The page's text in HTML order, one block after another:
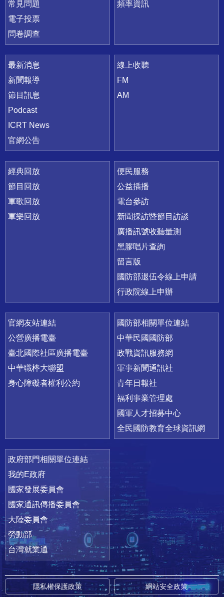
常見問題
電子投票
問卷調查
頻率資訊
最新消息
新聞報導
節目訊息
Podcast
ICRT News
官網公告
線上收聽
FM
AM
經典回放
節目回放
軍歌回放
軍樂回放
便民服務
公益插播
電台參訪
新聞採訪暨節目訪談
廣播訊號收聽量測
黑膠唱片查詢
留言版
國防部退伍令線上申請
行政院線上申辦
官網友站連結
公營廣播電臺
臺北國際社區廣播電臺
中華職棒大聯盟
身心障礙者權利公約
國防部相關單位連結
中華民國國防部
政戰資訊服務網
軍事新聞通訊社
青年日報社
福利事業管理處
國軍人才招募中心
全民國防教育全球資訊網
政府部門相關單位連結
我的E政府
國家發展委員會
國家通訊傳播委員會
大陸委員會
勞動部
台灣就業通
隱私權保護政策 網站安全政策